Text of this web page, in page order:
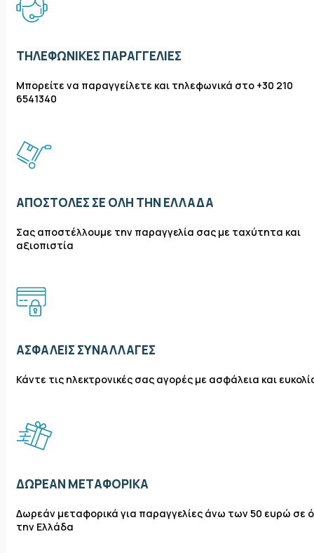
ΤΗΛΕΦΩΝΙΚΈΣ ΠΑΡΑΓΓΕΛΊΕΣ
Μπορείτε να παραγγείλετε και τηλεφωνικά στο +30 210
6541340
ΑΠΟΣΤΟΛΈΣ ΣΕ ΌΛΗ ΤΗΝ ΕΛΛΆΔΑ
Σας αποστέλλουμε την παραγγελία σας με ταχύτητα και
αξιοπιστία
ΑΣΦΑΛΕΊΣ ΣΥΝΑΛΛΑΓΈΣ
Κάντε τις ηλεκτρονικές σας αγορές με ασφάλεια και
ΔΩΡΕΆΝ ΜΕΤΑΦΟΡΙΚΆ
Δωρεάν μεταφορικά για παραγγελίες άνω των 50 ευρώ σε
την Ελλάδα